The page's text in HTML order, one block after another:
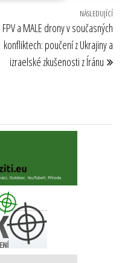
NÁSLEDUJÍCÍ
FPV a MALE drony v současných
konfliktech: poučení z Ukrajiny a
izraelské zkušenosti z Íránu